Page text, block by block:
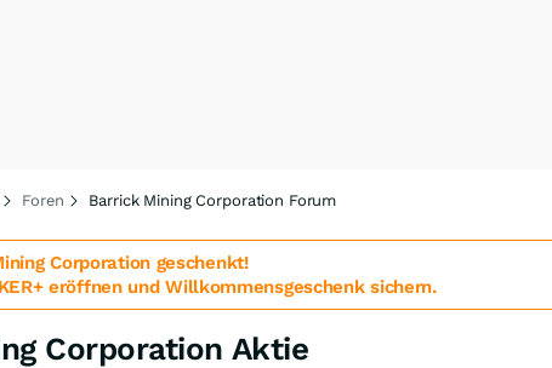
Foren Barrick Mining Corporation Forum
Corporationgeschenkt!
eröffnen und Willkommensgeschenk sichern.
Corporation Aktie